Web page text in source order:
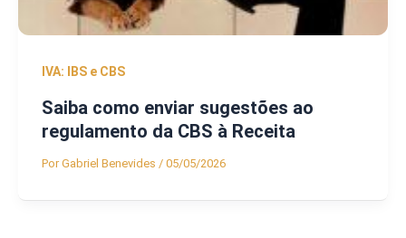
IVA: IBS e CBS
Saiba como enviar sugestões ao
regulamento da CBS à Receita
PorGabriel Benevides / 05/05/2026